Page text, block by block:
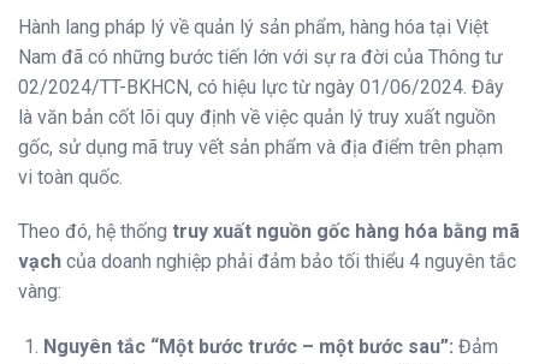
Hành lang pháp lý về quản lý sản phẩm, hàng hóa tại Việt
Nam đã có những bước tiến lớn với sự ra đời của Thông tư
02/2024/TT-BKHCN, có hiệu lực từ ngày 01/06/2024. Đây
là văn bản cốt lõi quy định về việc quản lý truy xuất nguồn
gốc, sử dụng mã truy vết sản phẩm và địa điểm trên phạm
vi toàn quốc.
Theo đó, hệ thống truy xuất nguồn gốc hàng hóa bằng mã
vạch của doanh nghiệp phải đảm bảo tối thiểu 4 nguyên tắc
vàng:
Nguyên tắc “Một bước trước – một bước sau”: Đảm